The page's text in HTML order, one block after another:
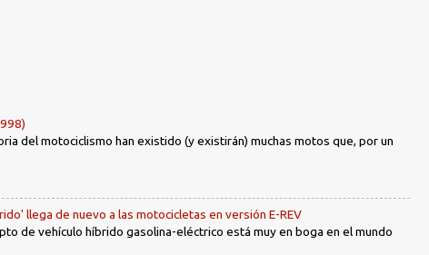
del motociclismo han existido (y existirán) muchas motos que, por un
llega de nuevo a las motocicletas en versión E-REV
de vehículo híbrido gasolina-eléctrico está muy en boga en el mundo